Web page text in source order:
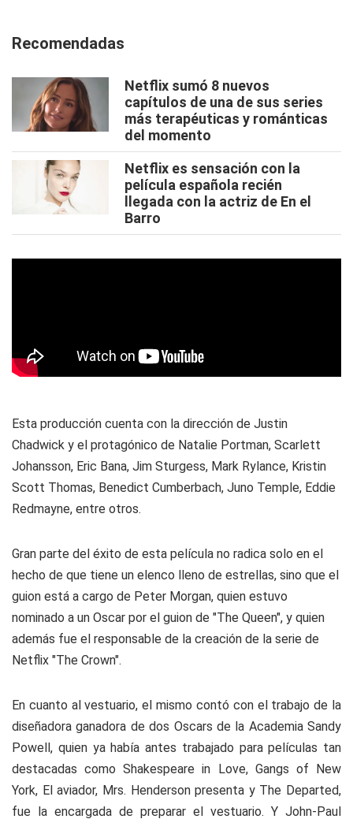
Recomendadas
Netflix sumó 8 nuevos
capítulos de una de sus series
más terapéuticas y románticas
del momento
Netflix es sensación con la
película española recién
llegada con la actriz de En el
Barro
Esta producción cuenta con la dirección de Justin
Chadwick y el protagónico de Natalie Portman, Scarlett
Johansson, Eric Bana, Jim Sturgess, Mark Rylance, Kristin
Scott Thomas, Benedict Cumberbach, Juno Temple, Eddie
Redmayne, entre otros.
Gran parte del éxito de esta película no radica solo en el
hecho de que tiene un elenco lleno de estrellas, sino que el
guion está a cargo de Peter Morgan, quien estuvo
nominado a un Oscar por el guion de "The Queen", y quien
además fue el responsable de la creación de la serie de
Netflix "The Crown".
En cuanto al vestuario, el mismo contó con el trabajo de la
diseñadora ganadora de dos Oscars de la Academia Sandy
Powell, quien ya había antes trabajado para películas tan
destacadas como Shakespeare in Love, Gangs of New
York, El aviador, Mrs. Henderson presenta y The Departed,
fue la encargada de preparar el vestuario. Y John-Paul